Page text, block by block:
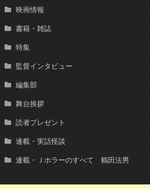
映画情報
書籍・雑誌
特集
監督インタビュー
編集部
舞台挨拶
読者プレゼント
連載・実話怪談
連載・Ｊホラーのすべて 鶴田法男